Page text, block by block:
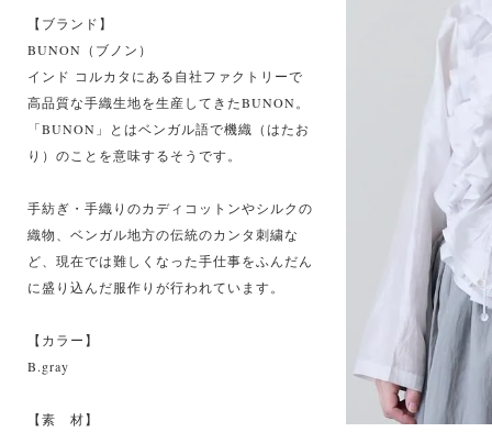
【ブランド】
BUNON（ブノン）
インド コルカタにある自社ファクトリーで
高品質な手織生地を生産してきたBUNON。
「BUNON」とはベンガル語で機織（はたお
り）のことを意味するそうです。
手紡ぎ・手織りのカディコットンやシルクの
織物、ベンガル地方の伝統のカンタ刺繍な
ど、現在では難しくなった手仕事をふんだん
に盛り込んだ服作りが行われています。
【カラー】
B.gray
【素 材】